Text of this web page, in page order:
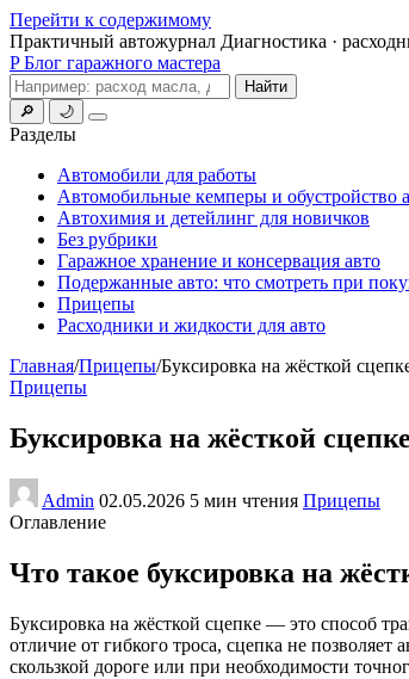
Перейти к содержимому
Практичный автожурнал Диагностика ·
P Блог гаражного мастера
Поиск
Найти
🔎
🌙
Меню
Разделы
Автомобили для работы
Автомобильные кемперы и обустройство
Автохимия и детейлинг для новичков
Без рубрики
Гаражное хранение и консервация авто
Подержанные авто: что смотреть при
Прицепы
Расходники и жидкости для авто
Главная/Прицепы/Буксировка на жёсткой
Прицепы
Буксировка на жёсткой
Admin 02.05.2026 5 мин чтения Прицепы
Оглавление
Что такое буксировка на
Буксировка на жёсткой сцепке — это способ
отличие от гибкого троса, сцепка не
скользкой дороге или при необходимости